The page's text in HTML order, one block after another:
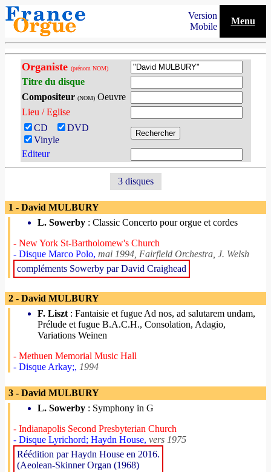
Version
Mobile
Menu
Organiste (prénom NOM)
Titre du disque
Compositeur (NOM)Oeuvre
Lieu / Eglise
CD
DVD
Vinyle
Editeur
3 disques
1 - David MULBURY
L. Sowerby : Classic Concerto pour orgue et cordes
- New York St-Bartholomew's Church
- Disque Marco Polo, mai 1994, Fairfield Orchestra, J. Welsh
compléments Sowerby par David Craighead
2 - David MULBURY
F. Liszt : Fantaisie et fugue Ad nos, ad salutarem undam,
Prélude et fugue B.A.C.H., Consolation, Adagio,
Variations Weinen
- Methuen Memorial Music Hall
- Disque Arkay;, 1994
3 - David MULBURY
L. Sowerby : Symphony in G
- Indianapolis Second Presbyterian Church
- Disque Lyrichord; Haydn House, vers 1975
Réédition par Haydn House en 2016.
(Aeolean-Skinner Organ (1968)